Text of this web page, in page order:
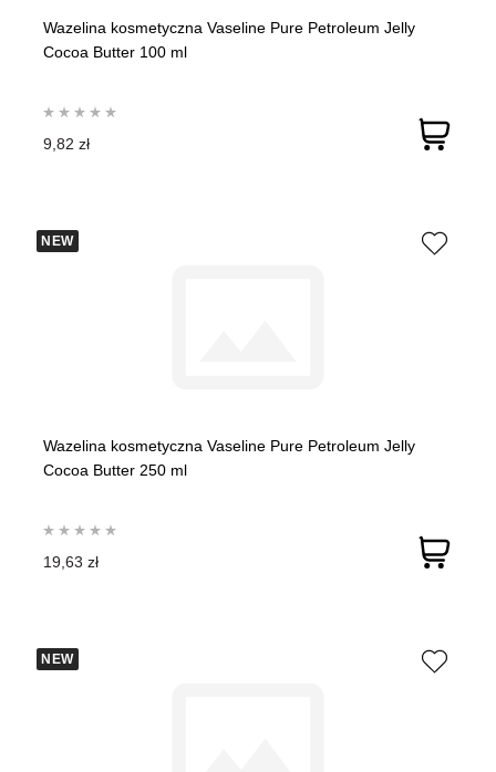
Wazelina kosmetyczna Vaseline Pure Petroleum Jelly
Cocoa Butter 100 ml
9,82 zł
NEW
Wazelina kosmetyczna Vaseline Pure Petroleum Jelly
Cocoa Butter 250 ml
19,63 zł
NEW